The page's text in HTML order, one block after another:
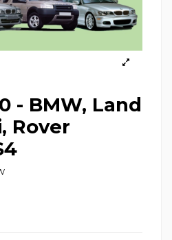
- BMW, Land
Rover